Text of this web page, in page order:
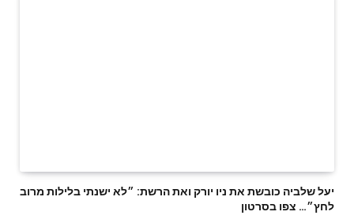
יעל שלביה כובשת את ניו יורק ואת הרשת: ״לא ישנתי בלילות מרוב
לחץ״… צפו בסרטון